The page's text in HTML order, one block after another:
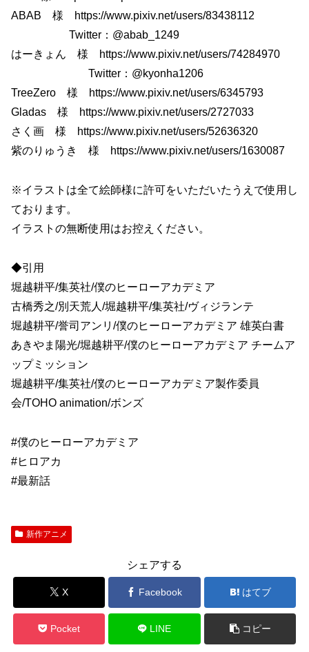
ABAB 様 https://www.pixiv.net/users/83438112
Twitter：@abab_1249
はーきょん 様 https://www.pixiv.net/users/74284970
Twitter：@kyonha1206
TreeZero 様 https://www.pixiv.net/users/6345793
Gladas 様 https://www.pixiv.net/users/2727033
さく画 様 https://www.pixiv.net/users/52636320
紫のりゅうき 様 https://www.pixiv.net/users/1630087
※イラストは全て絵師様に許可をいただいたうえで使用し
ております。
イラストの無断使用はお控えください。
◆引用
堀越耕平/集英社/僕のヒーローアカデミア
古橋秀之/別天荒人/堀越耕平/集英社/ヴィジランテ
堀越耕平/誉司アンリ/僕のヒーローアカデミア 雄英白書
あきやま陽光/堀越耕平/僕のヒーローアカデミア チームア
ップミッション
堀越耕平/集英社/僕のヒーローアカデミア製作委員
会/TOHO animation/ボンズ
#僕のヒーローアカデミア
#ヒロアカ
#最新話
新作アニメ
シェアする
X Facebook はてブ
Pocket LINE コピー